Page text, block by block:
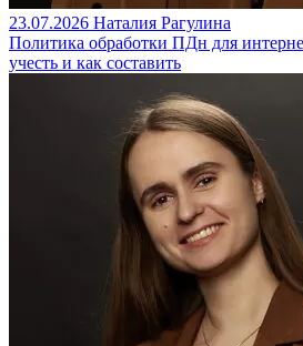
23.07.2026 Наталия Рагулина
Политика обработки ПДн для
учесть и как составить